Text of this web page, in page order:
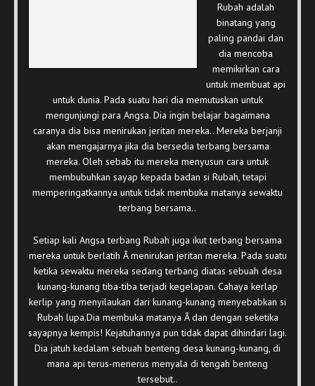
Rubah adalah
binatang yang
paling pandai dan
dia mencoba
memikirkan cara
untuk membuat api
untuk dunia. Pada suatu hari dia memutuskan untuk
mengunjungi para Angsa. Dia ingin belajar bagaimana
caranya dia bisa menirukan jeritan mereka.. Mereka berjanji
akan mengajarnya jika dia bersedia terbang bersama
mereka. Oleh sebab itu mereka menyusun cara untuk
membubuhkan sayap kepada badan si Rubah, tetapi
memperingatkannya untuk tidak membuka matanya sewaktu
terbang bersama..
Setiap kali Angsa terbang Rubah juga ikut terbang bersama
mereka untuk berlatih Â menirukan jeritan mereka. Pada suatu
ketika sewaktu mereka sedang terbang diatas sebuah desa
kunang-kunang tiba-tiba terjadi kegelapan. Cahaya kerlap
kerlip yang menyilaukan dari kunang-kunang menyebabkan si
Rubah lupa.Dia membuka matanya Â dan dengan seketika
sayapnya kempis! Kejatuhannya pun tidak dapat dihindari lagi.
Dia jatuh kedalam sebuah benteng desa kunang-kunang, di
mana api terus-menerus menyala di tengah benteng
tersebut..